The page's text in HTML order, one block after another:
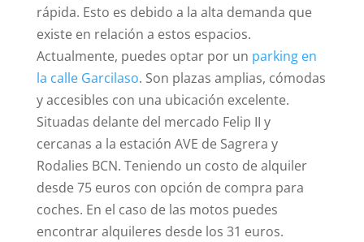
rápida. Esto es debido a la alta demanda que
existe en relación a estos espacios.
Actualmente, puedes optar por un parking en
la calle Garcilaso. Son plazas amplias, cómodas
y accesibles con una ubicación excelente.
Situadas delante del mercado Felip II y
cercanas a la estación AVE de Sagrera y
Rodalies BCN. Teniendo un costo de alquiler
desde 75 euros con opción de compra para
coches. En el caso de las motos puedes
encontrar alquileres desde los 31 euros.